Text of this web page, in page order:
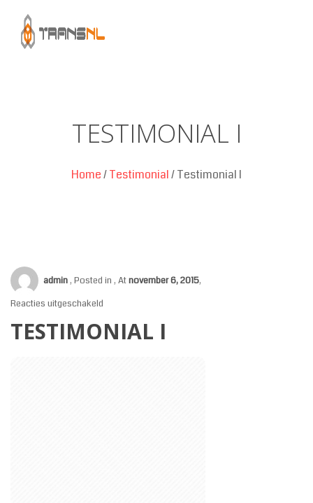
TESTIMONIAL I
Home/Testimonial/Testimonial I
admin , Posted in , Atnovember 6, 2015,
Reacties uitgeschakeld
Testimonial
I
TESTIMONIAL I